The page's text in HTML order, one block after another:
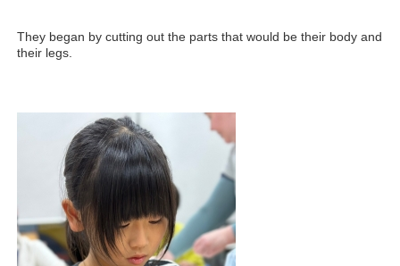
They began by cutting out the parts that would be their body and
their legs.